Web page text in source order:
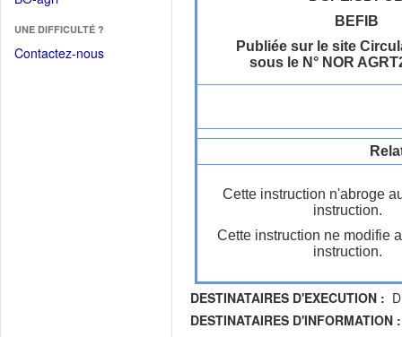
fenêtre)
une
nouvelle
UNE DIFFICULTÉ ?
Contactez-nous
BEFIB
Publiée sur le site
sous le N° NOR
Cette instruction n'abroge
instruction.
Cette instruction ne modifie
instruction.
DESTINATAIRES D'EXECUTION :
DESTINATAIRES D'INFORMATION :